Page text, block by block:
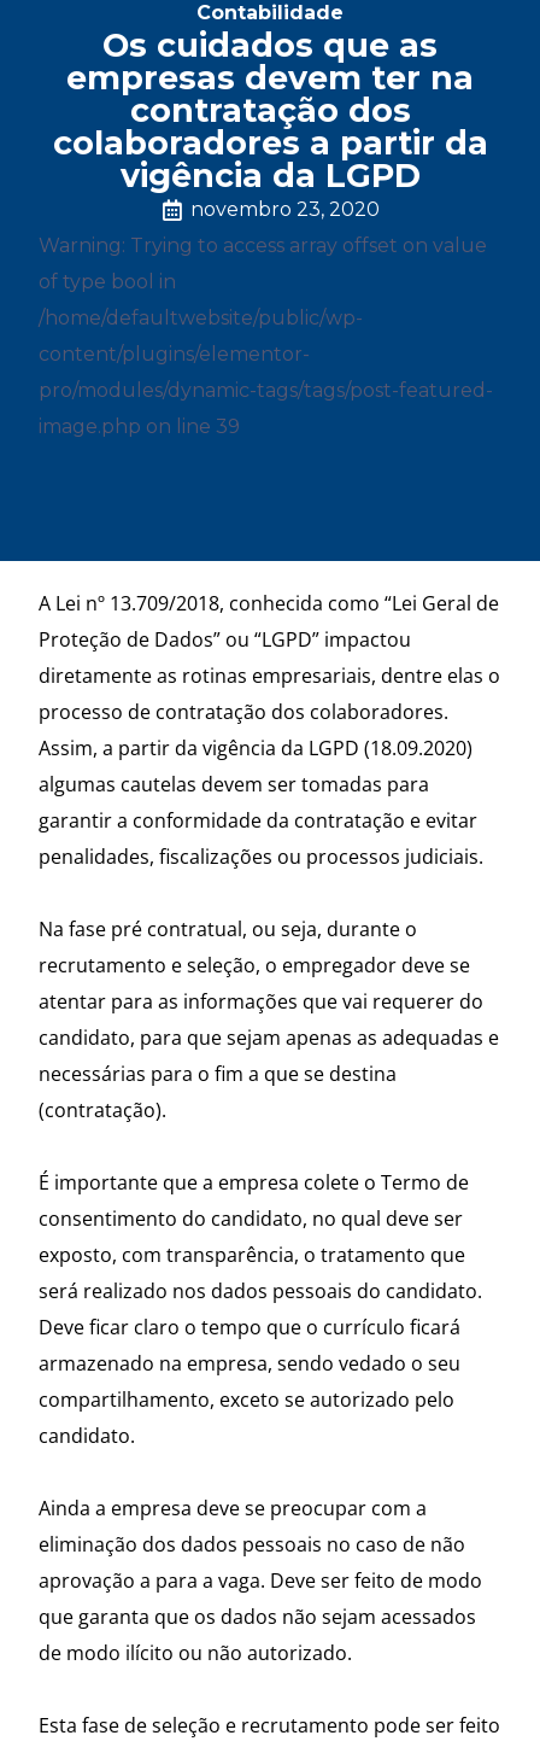
Contabilidade
Os cuidados que as
empresas devem ter na
contratação dos
colaboradores a partir da
vigência da LGPD
novembro 23, 2020
Warning: Trying to access array offset on value
of type bool in
/home/defaultwebsite/public/wp-
content/plugins/elementor-
pro/modules/dynamic-tags/tags/post-featured-
image.php on line 39
A Lei nº 13.709/2018, conhecida como “Lei Geral de
Proteção de Dados” ou “LGPD” impactou
diretamente as rotinas empresariais, dentre elas o
processo de contratação dos colaboradores.
Assim, a partir da vigência da LGPD (18.09.2020)
algumas cautelas devem ser tomadas para
garantir a conformidade da contratação e evitar
penalidades, fiscalizações ou processos judiciais.
Na fase pré contratual, ou seja, durante o
recrutamento e seleção, o empregador deve se
atentar para as informações que vai requerer do
candidato, para que sejam apenas as adequadas e
necessárias para o fim a que se destina
(contratação).
É importante que a empresa colete o Termo de
consentimento do candidato, no qual deve ser
exposto, com transparência, o tratamento que
será realizado nos dados pessoais do candidato.
Deve ficar claro o tempo que o currículo ficará
armazenado na empresa, sendo vedado o seu
compartilhamento, exceto se autorizado pelo
candidato.
Ainda a empresa deve se preocupar com a
eliminação dos dados pessoais no caso de não
aprovação a para a vaga. Deve ser feito de modo
que garanta que os dados não sejam acessados
de modo ilícito ou não autorizado.
Esta fase de seleção e recrutamento pode ser feito